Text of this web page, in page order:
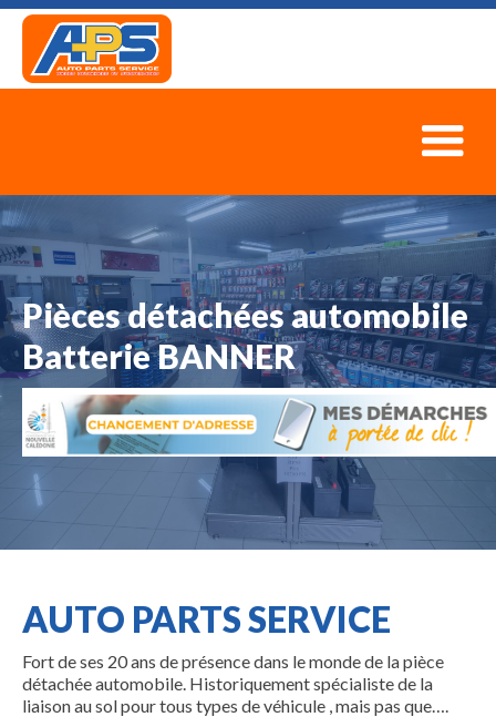
Pièces détachées automobile
Batterie BANNER
AUTO PARTS SERVICE
Fort de ses 20 ans de présence dans le monde de la pièce
détachée automobile. Historiquement spécialiste de la
liaison au sol pour tous types de véhicule , mais pas que….